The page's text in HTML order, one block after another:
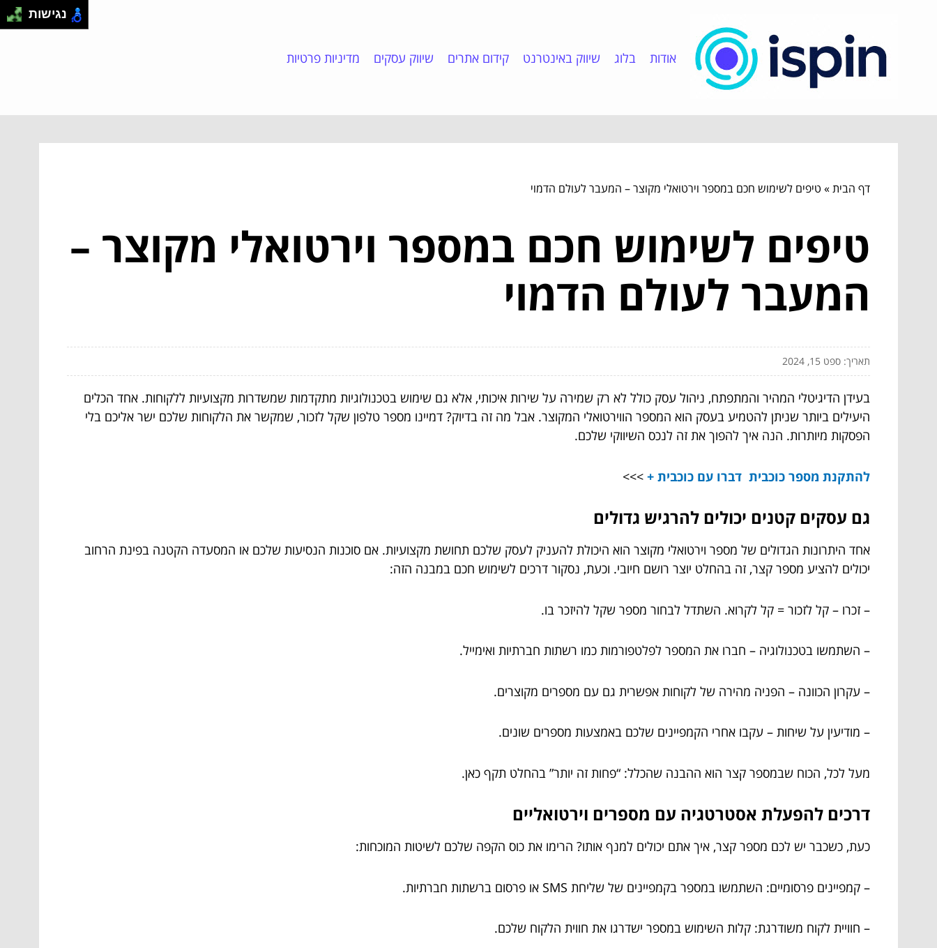
אודות בלוג שיווק באינטרנט קידום אתרים שיווק עסקים מדיניות פרטיות
דף הבית» טיפים לשימוש חכם במספר וירטואלי מקוצר – המעבר לעולם הדמוי
טיפים לשימוש חכם במספר וירטואלי מקוצר –
המעבר לעולם הדמוי
תאריך: ספט 15, 2024
בעידן הדיגיטלי המהיר והמתפתח, ניהול עסק כולל לא רק שמירה על שירות איכותי, אלא גם שימוש בטכנולוגיות מתקדמות שמשדרות מקצועיות ללקוחות. אחד הכלים
היעילים ביותר שניתן להטמיע בעסק הוא המספר הווירטואלי המקוצר. אבל מה זה בדיוק? דמיינו מספר טלפון שקל לזכור, שמקשר את הלקוחות שלכם ישר אליכם בלי
הפסקות מיותרות. הנה איך להפוך את זה לנכס השיווקי שלכם.
להתקנת מספר כוכבית דברו עם כוכבית + >>>
גם עסקים קטנים יכולים להרגיש גדולים
אחד היתרונות הגדולים של מספר וירטואלי מקוצר הוא היכולת להעניק לעסק שלכם תחושת מקצועיות. אם סוכנות הנסיעות שלכם או המסעדה הקטנה בפינת הרחוב
יכולים להציע מספר קצר, זה בהחלט יוצר רושם חיובי. וכעת, נסקור דרכים לשימוש חכם במבנה הזה:
– זכרו – קל לזכור = קל לקרוא. השתדל לבחור מספר שקל להיזכר בו.
– השתמשו בטכנולוגיה – חברו את המספר לפלטפורמות כמו רשתות חברתיות ואימייל.
– עקרון הכוונה – הפניה מהירה של לקוחות אפשרית גם עם מספרים מקוצרים.
– מודיעין על שיחות – עקבו אחרי הקמפיינים שלכם באמצעות מספרים שונים.
מעל לכל, הכוח שבמספר קצר הוא ההבנה שהכלל: “פחות זה יותר” בהחלט תקף כאן.
דרכים להפעלת אסטרטגיה עם מספרים וירטואליים
כעת, כשכבר יש לכם מספר קצר, איך אתם יכולים למנף אותו? הרימו את כוס הקפה שלכם לשיטות המוכחות:
– קמפיינים פרסומיים: השתמשו במספר בקמפיינים של שליחת SMS או פרסום ברשתות חברתיות.
– חוויית לקוח משודרגת: קלות השימוש במספר ישדרגו את חווית הלקוח שלכם.
נגישות